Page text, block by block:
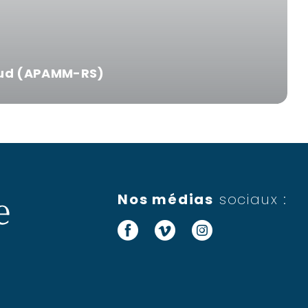
(APAMM-RS)
Nos médias sociaux :
Facebook
VimeoInstagram